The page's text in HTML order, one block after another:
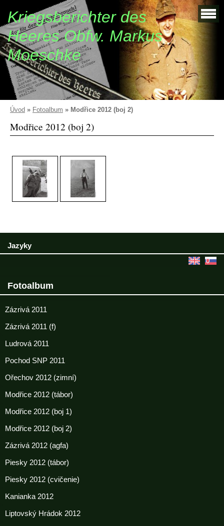
Kriegsberichter des
Heeres Obfw. Markus
Moeschke
Úvod » Fotoalbum » Modřice 2012 (boj 2)
Modřice 2012 (boj 2)
Jazyky
Fotoalbum
Zázrivá 2011
Zázrivá 2011 (f)
Ludrová 2011
Pochod SNP 2011
Ořechov 2012 (zimní)
Modřice 2012 (tábor)
Modřice 2012 (boj 1)
Modřice 2012 (boj 2)
Zázrivá 2012 (agfa)
Piesky 2012 (tábor)
Piesky 2012 (cvičenie)
Kanianka 2012
Liptovský Hrádok 2012